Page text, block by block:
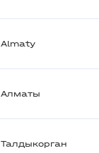
Almaty
Алматы
Талдыкорган